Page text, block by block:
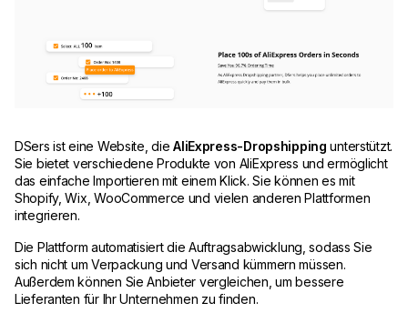
DSers ist eine Website, dieAliExpress-Dropshipping unterstützt.
Sie bietet verschiedene Produkte von AliExpress und ermöglicht
das einfache Importieren mit einem Klick. Sie können es mit
Shopify, Wix, WooCommerce und vielen anderen Plattformen
integrieren.
Die Plattform automatisiert die Auftragsabwicklung, sodass Sie
sich nicht um Verpackung und Versand kümmern müssen.
Außerdem können Sie Anbieter vergleichen, um bessere
Lieferanten für Ihr Unternehmen zu finden.